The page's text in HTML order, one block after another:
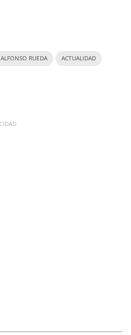
ALFONSO RUEDA ACTUALIDAD